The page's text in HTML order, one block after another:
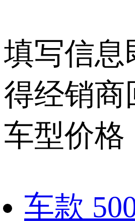
填写信息
得经销商
车型价格
车款